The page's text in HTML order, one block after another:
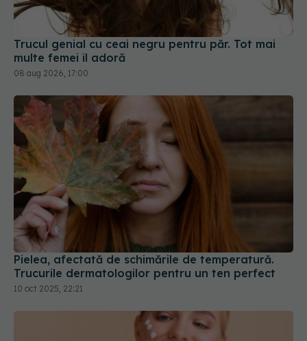
Trucul genial cu ceai negru pentru păr. Tot mai
multe femei îl adoră
08 aug 2026, 17:00
Pielea, afectată de schimările de temperatură.
Trucurile dermatologilor pentru un ten perfect
10 oct 2025, 22:21